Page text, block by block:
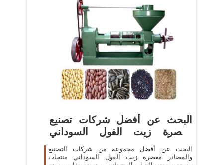
البحث عن أفضل شركات تصنيع
معصرة زيت الفول السوداني
ومعصرة ...
البحث عن أفضل مجموعة من شركات التصنيع
والمصادر معصرة زيت الفول السوداني منتجات